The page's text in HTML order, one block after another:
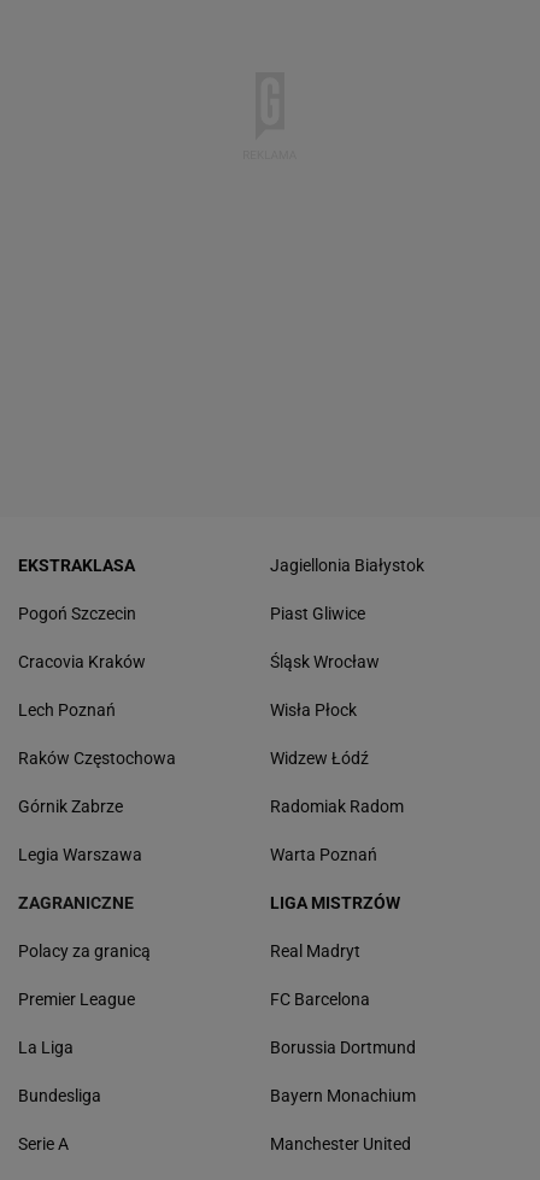
EKSTRAKLASA
Pogoń Szczecin
Cracovia Kraków
Lech Poznań
Raków Częstochowa
Górnik Zabrze
Legia Warszawa
Jagiellonia Białystok
Piast Gliwice
Śląsk Wrocław
Wisła Płock
Widzew Łódź
Radomiak Radom
Warta Poznań
ZAGRANICZNE
Polacy za granicą
Premier League
La Liga
Bundesliga
Serie A
LIGA MISTRZÓW
Real Madryt
FC Barcelona
Borussia Dortmund
Bayern Monachium
Manchester United